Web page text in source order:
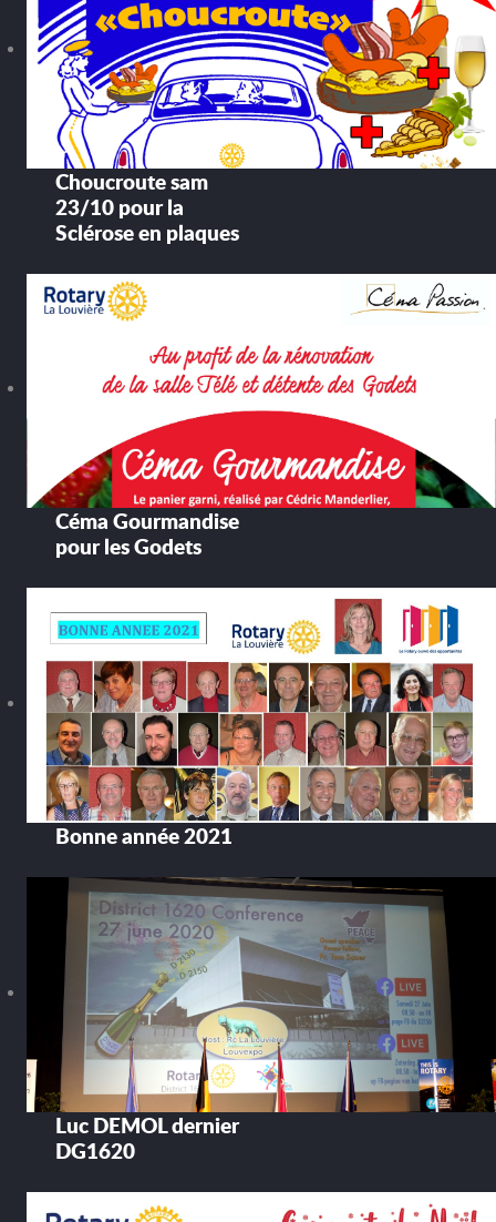
Choucroute sam
23/10 pour la
Sclérose en plaques
Céma Gourmandise
pour les Godets
Bonne année 2021
Luc DEMOL dernier
DG1620